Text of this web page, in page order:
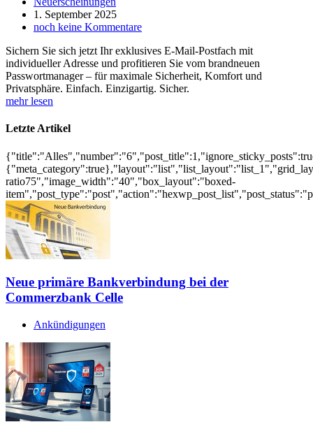
1. September 2025
noch keine Kommentare
Sichern Sie sich jetzt Ihr exklusives E-Mail-Postfach mit
individueller Adresse und profitieren Sie vom brandneuen
Passwortmanager – für maximale Sicherheit, Komfort und
Privatsphäre. Einfach. Einzigartig. Sicher.
mehr lesen
Letzte Artikel
ratio75","image_width":"40","box_layout":"boxed-
Neue primäre Bankverbindung bei der
Commerzbank Celle
Ankündigungen